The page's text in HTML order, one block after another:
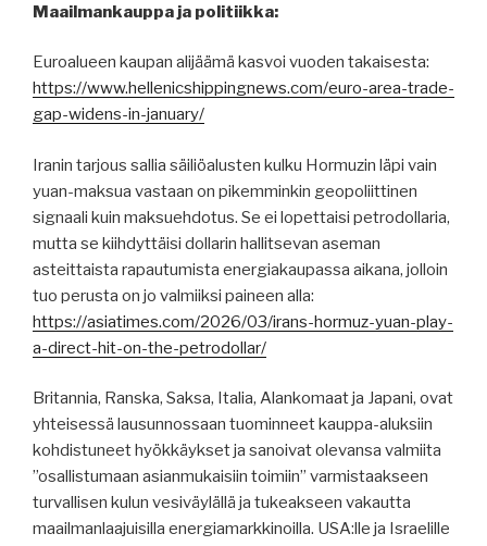
Maailmankauppa ja politiikka:
Euroalueen kaupan alijäämä kasvoi vuoden takaisesta:
https://www.hellenicshippingnews.com/euro-area-trade-
gap-widens-in-january/
Iranin tarjous sallia säiliöalusten kulku Hormuzin läpi vain
yuan-maksua vastaan ​​on pikemminkin geopoliittinen
signaali kuin maksuehdotus. Se ei lopettaisi petrodollaria,
mutta se kiihdyttäisi dollarin hallitsevan aseman
asteittaista rapautumista energiakaupassa aikana, jolloin
tuo perusta on jo valmiiksi paineen alla:
https://asiatimes.com/2026/03/irans-hormuz-yuan-play-
a-direct-hit-on-the-petrodollar/
Britannia, Ranska, Saksa, Italia, Alankomaat ja Japani, ovat
yhteisessä lausunnossaan tuominneet kauppa-aluksiin
kohdistuneet hyökkäykset ja sanoivat olevansa valmiita
”osallistumaan asianmukaisiin toimiin” varmistaakseen
turvallisen kulun vesiväylällä ja tukeakseen vakautta
maailmanlaajuisilla energiamarkkinoilla. USA:lle ja Israelille